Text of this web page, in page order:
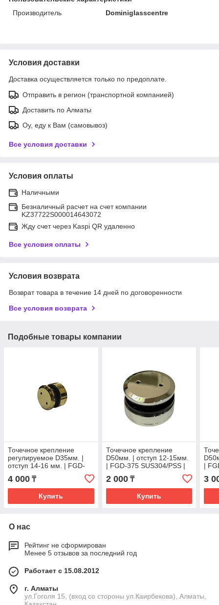
Производитель
Dominiglasscentre
Условия доставки
Доставка осуществляется только по предоплате.
Отправить в регион (транспортной компанией)
Доставить по Алматы
Оу, еду к Вам (самовывоз)
Все условия доставки
Условия оплаты
Наличными
Безналичный расчет на счет компании
KZ37722S000014643072
Жду счет через Kaspi QR удаленно
Все условия оплаты
Условия возврата
Возврат товара в течение 14 дней по договоренности
Все условия возврата
Подобные товары компании
Точечное крепление
регулируемое D35мм. |
отступ 14-16 мм. | FGD-
368 SUS304/TP | Золото
4 000 ₸
Купить
Точечное крепление
D50мм. | отступ 12-15мм.
| FGD-375 SUS304/PSS |
2 000₸
Купить
|
3
О нас
Рейтинг не сформирован
Менее 5 отзывов за последний год
Работает с 15.08.2012
г. Алматы
ул.Гоголя 15, (вход со стороны ул.Каирбекова), Алматы,